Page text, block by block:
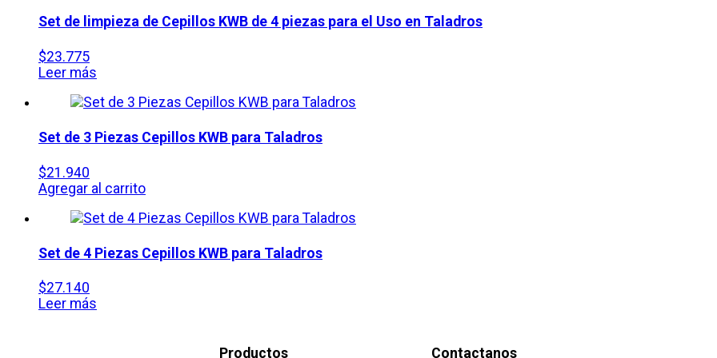
Set de limpieza de Cepillos KWB de 4 piezas para el Uso en Taladros
$23.775
Leer más
Set de 3 Piezas Cepillos KWB para Taladros
$21.940
Agregar al carrito
Set de 4 Piezas Cepillos KWB para Taladros
$27.140
Leer más
Productos Contactanos